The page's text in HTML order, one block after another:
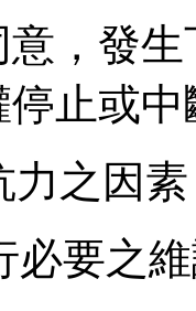
，發
停止或
力之因素
必要之